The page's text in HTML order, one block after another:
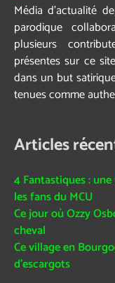
Média d’actualité
parodique
plusieurs
présentes sur ce
dans un but
tenues comme
Articles
4 Fantastiques :
les fans du MCU
Ce jour où Ozzy
cheval
Ce village en
d’escargots